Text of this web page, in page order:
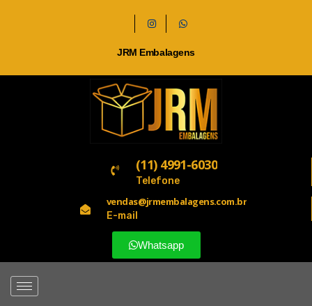
JRM Embalagens
(11) 4991-6030
Telefone
vendas@jrmembalagens.com.br
E-mail
Whatsapp